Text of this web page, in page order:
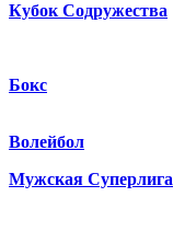
Кубок Содружества
Бокс
Волейбол
Мужская Суперлига